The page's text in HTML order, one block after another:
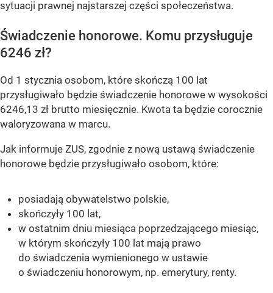
sytuacji prawnej najstarszej części społeczeństwa.
Świadczenie honorowe. Komu przysługuje
6246 zł?
Od 1 stycznia osobom, które skończą 100 lat
przysługiwało będzie świadczenie honorowe w wysokości
6246,13 zł brutto miesięcznie. Kwota ta będzie corocznie
waloryzowana w marcu.
Jak informuje ZUS, zgodnie z nową ustawą świadczenie
honorowe będzie przysługiwało osobom, które:
posiadają obywatelstwo polskie,
skończyły 100 lat,
w ostatnim dniu miesiąca poprzedzającego miesiąc,
w którym skończyły 100 lat mają prawo
do świadczenia wymienionego w ustawie
o świadczeniu honorowym, np. emerytury, renty.